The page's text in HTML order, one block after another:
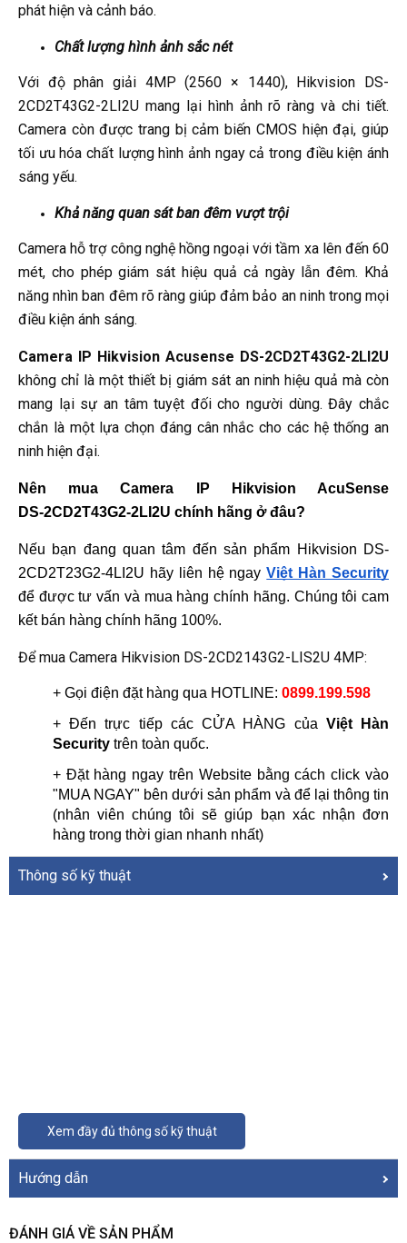
phát hiện và cảnh báo.
Chất lượng hình ảnh sắc nét
Với độ phân giải 4MP (2560 × 1440), Hikvision DS-
2CD2T43G2-2LI2U mang lại hình ảnh rõ ràng và chi tiết.
Camera còn được trang bị cảm biến CMOS hiện đại, giúp
tối ưu hóa chất lượng hình ảnh ngay cả trong điều kiện ánh
sáng yếu.
Khả năng quan sát ban đêm vượt trội
Camera hỗ trợ công nghệ hồng ngoại với tầm xa lên đến 60
mét, cho phép giám sát hiệu quả cả ngày lẫn đêm. Khả
năng nhìn ban đêm rõ ràng giúp đảm bảo an ninh trong mọi
điều kiện ánh sáng.
Camera IP Hikvision Acusense DS-2CD2T43G2-2LI2U
không chỉ là một thiết bị giám sát an ninh hiệu quả mà còn
mang lại sự an tâm tuyệt đối cho người dùng. Đây chắc
chắn là một lựa chọn đáng cân nhắc cho các hệ thống an
ninh hiện đại.
Nên mua Camera IP Hikvision AcuSense
DS‑2CD2T43G2‑2LI2U chính hãng ở đâu?
Nếu bạn đang quan tâm đến sản phẩm Hikvision DS-
2CD2T23G2-4LI2U hãy liên hệ ngay Việt Hàn Security
để được tư vấn và mua hàng chính hãng. Chúng tôi cam
kết bán hàng chính hãng 100%.
Để mua Camera Hikvision DS-2CD2143G2-LIS2U 4MP:
+ Gọi điện đặt hàng qua HOTLINE: 0899.199.598
+ Đến trực tiếp các CỬA HÀNG của Việt Hàn
Security trên toàn quốc.
+ Đặt hàng ngay trên Website bằng cách click vào
"MUA NGAY" bên dưới sản phẩm và để lại thông tin
(nhân viên chúng tôi sẽ giúp bạn xác nhận đơn
hàng trong thời gian nhanh nhất)
Thông số kỹ thuật
Xem đầy đủ thông số kỹ thuật
Hướng dẫn
ĐÁNH GIÁ VỀ SẢN PHẨM